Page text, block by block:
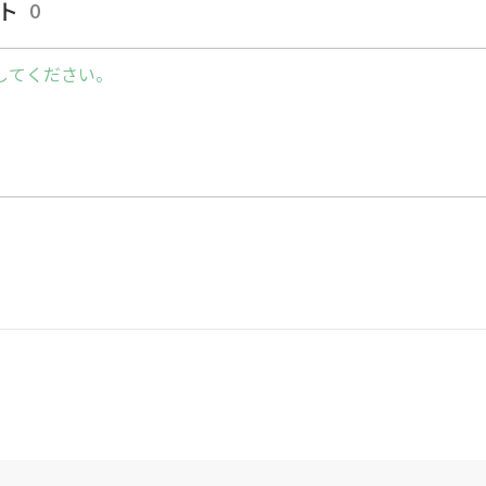
ーターで悩んでいる方や、これから挑戦しよ
0
ください。